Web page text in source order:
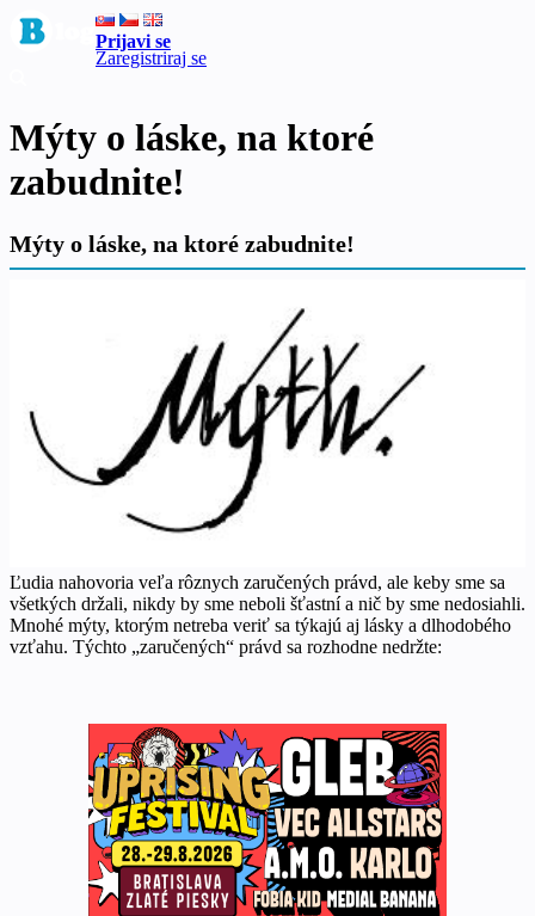
Prijavi se
Zaregistriraj se
Mýty o láske, na ktoré
zabudnite!
Mýty o láske, na ktoré zabudnite!
Ľudia nahovoria veľa rôznych zaručených právd, ale keby sme sa
všetkých držali, nikdy by sme neboli šťastní a nič by sme nedosiahli.
Mnohé mýty, ktorým netreba veriť sa týkajú aj lásky a dlhodobého
vzťahu. Týchto „zaručených“ právd sa rozhodne nedržte: